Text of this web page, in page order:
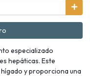
especializado
hepáticas. Este
y proporciona una